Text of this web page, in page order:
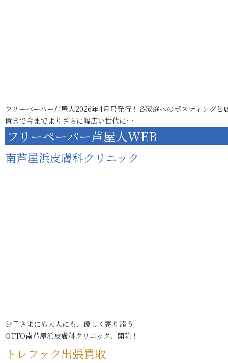
フリーペーパー芦屋人2026年4月号発行！各家庭へのポスティングと
置きで今までよりさらに幅広い世代に…
フリーペーパー芦屋人WEB
南芦屋浜皮膚科クリニック
お子さまにも大人にも、優しく寄り添う
OTTO南芦屋浜皮膚科クリニック、開院！
トレファク出張買取